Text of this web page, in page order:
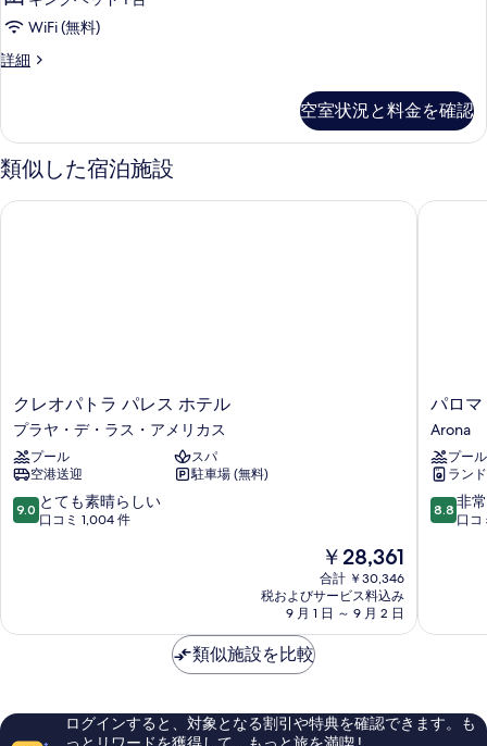
て
の
を
表
示
詳
細
ム
(with
garden)
べ
て
の
る
WiFi (無料)
詳細
ダ
ー
ム
(with
garden)
の
空室状況と料金を確認
類似した宿泊施設
ク
レ
オ
パ
ト
ラ
パ
プ
ラ
クレオパトラ パレス ホテル
プラヤ・デ・ラス・アメリカス
プール
スパ
空港送迎
駐車場 (無料)
10
段
も
し
9.0 とても素晴らしい
口コミ 1,004 件
現
在
の
料
金
￥28,361
合計 ￥30,346
税およびサービス料込み
9 月 1 日 ～ 9 月 2 日
クレオパトラ パレス ホテル
パ
ロ
マ
ビ
ー
チ
ア
ツ
パロマ
Arona
プール
ラン
10
段
に
コ
ミ
8.8 非
口コ
パロマ
類似施設を比較
ログインすると、対象となる割引や特典を確認できます。も